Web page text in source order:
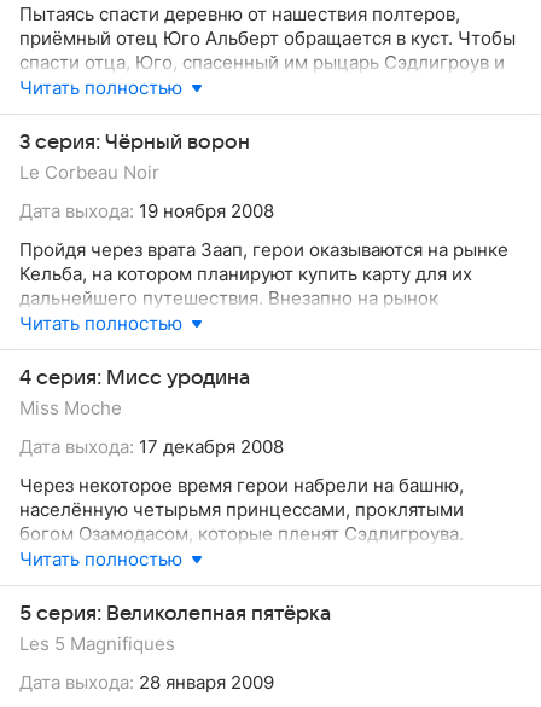
Гругалораграна.
Пытаясь спасти деревню от нашествия полтеров,
приёмный отец Юго Альберт обращается в куст. Чтобы
спасти отца, Юго, спасенный им рыцарь Сэдлигроув и
старый друг Альберта Руэль отправляются в запретный
лес, где встречают принцессу Амалию и Евангелину.
Амалия исцеляет Старого Дуба, хозяина запретного
леса, иссушенного машинами Нокса, после чего
полтеры снимают проклятие с жителей деревни и отца
Юго. Альберт ранит Нокса, прибывшего чтобы
оказывается под воздействием чар старения. Юго
узнает, что его семью нужно искать на острове Ома, и
отправляется в путь вместе со своими новыми
друзьями.
Читать полностью
3 серия: Чёрный ворон
Le Corbeau Noir
Дата выхода: 19 ноября 2008
Пройдя через врата Заап, герои оказываются на рынке
Кельба, на котором планируют купить карту для их
дальнейшего путешествия. Внезапно на рынок
совершает нападение крылатый всадник в костюме
ворона, который представляется как «Черный Ворон».
Выспросив у местных торговцев, герои узнают, что
интересующая их карта продается у торговца Каброка.
Тот соглашается отдать карту, если герои победят
Чёрного Ворона. Герои выполняют задание и получают
Читать полностью
4 серия: Мисс уродина
Miss Moche
Дата выхода: 17 декабря 2008
Через некоторое время герои набрели на башню,
населённую четырьмя принцессами, проклятыми
богом Озамодасом, которые пленят Сэдлигроува.
Причиной тому служит то, что только искренний
поцелуй может снова вернуть им нормальный вид.
Чтобы спасти Сэдлигроува, остальные герои сами
переодеваются в проклятых принцесс, поскольку
входные ворота пропускают лишь их. После
определенных событий принцессы решают отпустить
Читать полностью
5 серия: Великолепная пятёрка
Les 5 Magnifiques
Дата выхода: 28 января 2009